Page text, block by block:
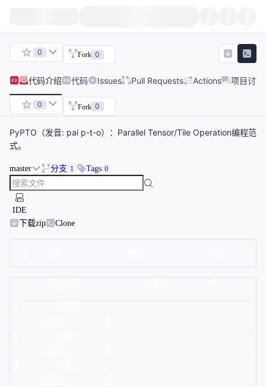
0 Fork 0
代码介绍 代码 Issues Pull Requests Actions 项目讨论
0 Fork 0
PyPTO（发音: pai p-t-o）：Parallel Tensor/Tile Operation编程范
式。
master 分支 1 Tags 0
IDE
下载zip
Clone